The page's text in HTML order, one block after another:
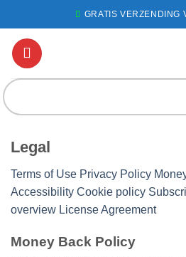
naar
inhoud
GRATIS VERZENDING
Legal
Terms of Use Privacy Policy
Accessibility Cookie policy
overview License Agreement
Money Back Policy